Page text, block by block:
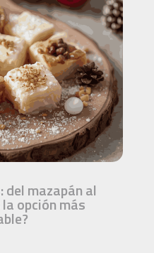
del mazapán al
opción más